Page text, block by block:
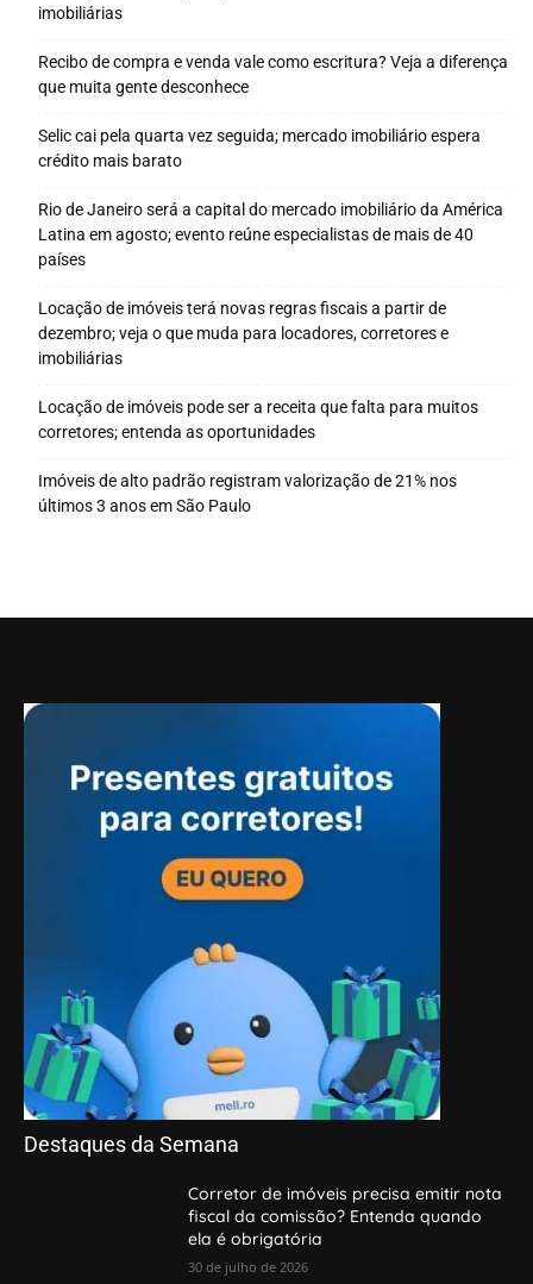
imobiliárias
Recibo de compra e venda vale como escritura? Veja a diferença
que muita gente desconhece
Selic cai pela quarta vez seguida; mercado imobiliário espera
crédito mais barato
Rio de Janeiro será a capital do mercado imobiliário da América
Latina em agosto; evento reúne especialistas de mais de 40
países
Locação de imóveis terá novas regras fiscais a partir de
dezembro; veja o que muda para locadores, corretores e
imobiliárias
Locação de imóveis pode ser a receita que falta para muitos
corretores; entenda as oportunidades
Imóveis de alto padrão registram valorização de 21% nos
últimos 3 anos em São Paulo
Destaques da Semana
Corretor de imóveis precisa emitir nota
fiscal da comissão? Entenda quando
ela é obrigatória
30 de julho de 2026